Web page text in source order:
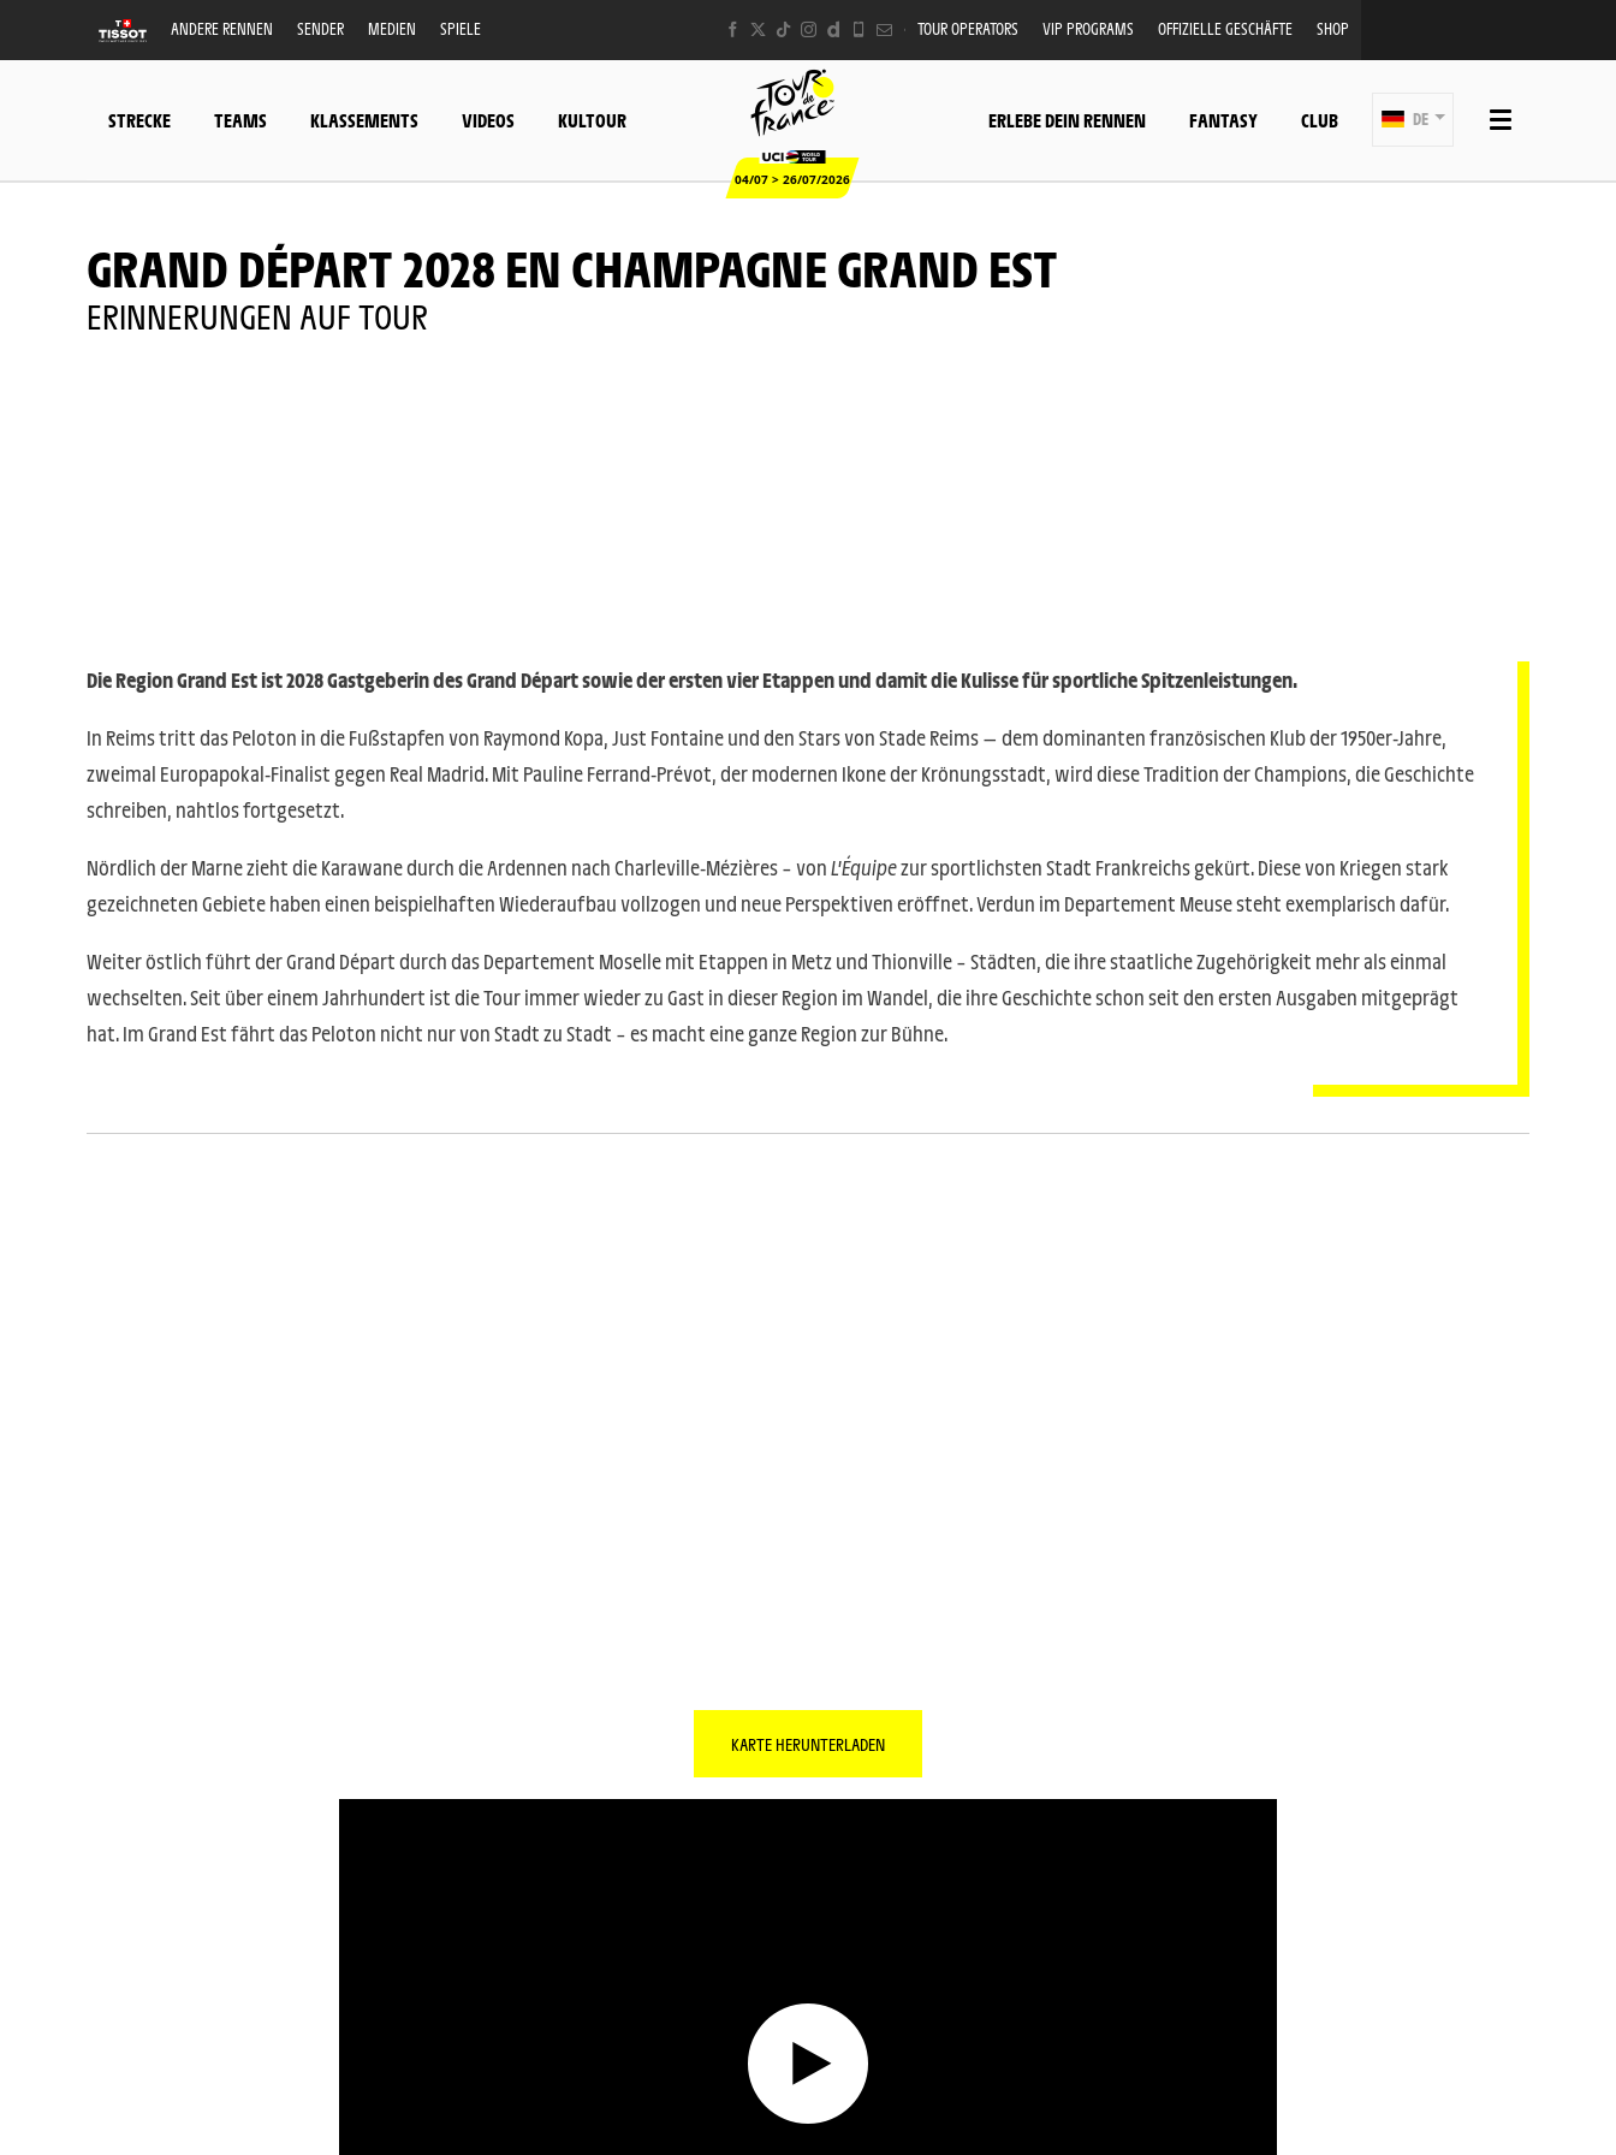
ANDERE RENNEN SENDER MEDIEN SPIELE TOUR OPERATORS VIP PROGRAMS OFFIZIELLE GESCHÄFTE SHOP
STRECKE TEAMS KLASSEMENTS VIDEOS KULTOUR
04/07 > 26/07/2026
ERLEBE DEIN RENNEN FANTASY CLUB DE
GRAND DÉPART 2028 EN CHAMPAGNE GRAND EST
ERINNERUNGEN AUF TOUR
Die Region Grand Est ist 2028 Gastgeberin des Grand Départ sowie der ersten vier Etappen und damit die Kulisse für sportliche Spitzenleistungen.
In Reims tritt das Peloton in die Fußstapfen von Raymond Kopa, Just Fontaine und den Stars von Stade Reims — dem dominanten französischen Klub der 1950er-Jahre,
zweimal Europapokal-Finalist gegen Real Madrid. Mit Pauline Ferrand-Prévot, der modernen Ikone der Krönungsstadt, wird diese Tradition der Champions, die Geschichte
schreiben, nahtlos fortgesetzt.
Nördlich der Marne zieht die Karawane durch die Ardennen nach Charleville-Mézières – vonL'Équipezur sportlichsten Stadt Frankreichs gekürt. Diese von Kriegen stark
gezeichneten Gebiete haben einen beispielhaften Wiederaufbau vollzogen und neue Perspektiven eröffnet. Verdun im Departement Meuse steht exemplarisch dafür.
Weiter östlich führt der Grand Départ durch das Departement Moselle mit Etappen in Metz und Thionville – Städten, die ihre staatliche Zugehörigkeit mehr als einmal
wechselten. Seit über einem Jahrhundert ist die Tour immer wieder zu Gast in dieser Region im Wandel, die ihre Geschichte schon seit den ersten Ausgaben mitgeprägt
hat. Im Grand Est fährt das Peloton nicht nur von Stadt zu Stadt – es macht eine ganze Region zur Bühne.
KARTE HERUNTERLADEN